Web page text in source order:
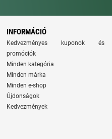
INFORMÁCIÓ
Kedvezményes kuponok és
promóciók
Minden kategória
Minden márka
Minden e-shop
Újdonságok
Kedvezmények